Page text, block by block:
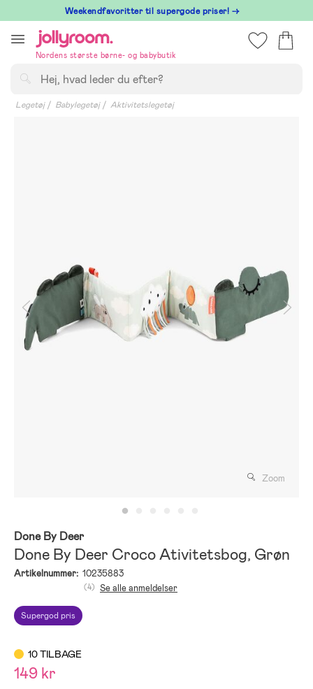
till
innehållet
⁠ Weekendfavoritter til supergode priser! →
Nordens største børne- og babybutik
Legetøj Babylegetøj Aktivitetslegetøj
Zoom
Done By Deer
Done By Deer Croco Ativitetsbog, Grøn
Artikelnummer: 10235883
Supergod pris
(4) Se alle anmeldelser
10 TILBAGE
149 kr